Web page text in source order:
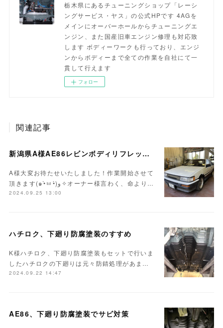
栃木県にあるチューニングショップ「レーシ
ングサービス・ヤス」の公式HPです 4AGを
メインにオーバーホールからチューニングエ
ンジン、また国産旧車エンジン修理も対応致
します ボディーワークも行っており、エンジ
ンからボディーまで全ての作業を自社にて一
貫して行えます
フォロー
関連記事
新潟県A様AE86レビンボディリフレッシュ作業開始！！
A様大変お待たせいたしました！作業開始させて
頂きます(๑•̀ㅂ•́)و✧オーナー様言わく、命より…
2024.09.25 13:00
ハチロク、下廻り防腐塗装のすすめ
K様ハチロク、下廻り防腐塗装もセットで行いま
したハチロクの下廻りは元々防錆処理があま…
2024.09.22 14:47
AE86、下廻り防腐塗装でサビ対策